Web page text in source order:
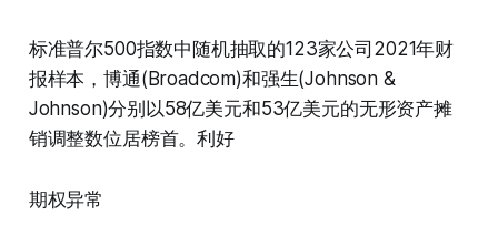
标准普尔500指数中随机抽取的123家公司2021年财
报样本，博通(Broadcom)和强生(Johnson &
Johnson)分别以58亿美元和53亿美元的无形资产摊
销调整数位居榜首。利好
期权异常